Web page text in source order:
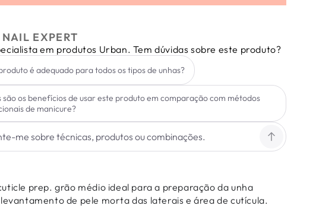
Carbide
Prep.
Grão
Médio
EXPERT
em produtos Urban. Tem dúvidas sobre este produto?
é adequado para todos os tipos de unhas?
são os benefícios de usar este produto em comparação com métodos
de manicure?
prep. grão médio ideal para a preparação da unha
de pele morta das laterais e área de cutícula.